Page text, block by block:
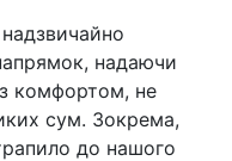
надаючи
комфортом, не
сум. Зокрема,
до нашого